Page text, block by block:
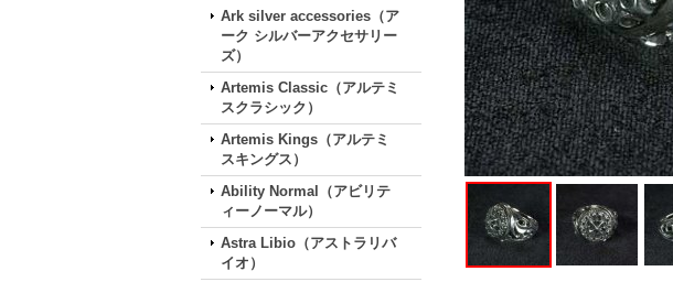
Ark silver accessories（ア
ーク シルバーアクセサリー
ズ）
Artemis Classic（アルテミ
スクラシック）
Artemis Kings（アルテミ
スキングス）
Ability Normal（アビリテ
ィーノーマル）
Astra Libio（アストラリバ
イオ）